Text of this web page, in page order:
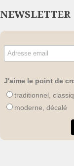
NEWSLETTER
J'aime le point de
traditionnel,
moderne, décalé